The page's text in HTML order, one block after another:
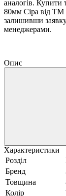
аналогів. Купити
80мм Сіра від
залишивши
менеджерами.
Опис
Характеристики
Розділ
Бренд
Товщина
Колір